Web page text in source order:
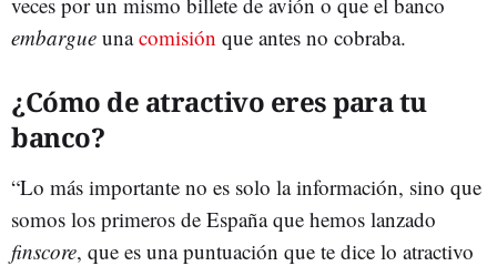
embargue unacomisión que antes no cobraba.
¿Cómo de atractivo eres para tu
banco?
“Lo más importante no es solo la información, sino que
somos los primeros de España que hemos lanzado
finscore, que es una puntuación que te dice lo atractivo